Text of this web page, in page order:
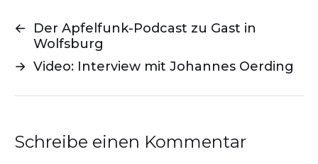
←
Der Apfelfunk-Podcast zu Gast in
Wolfsburg
→ Video: Interview mit Johannes Oerding
Schreibe einen Kommentar